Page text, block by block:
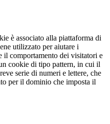
è associato alla piattaforma di
utilizzato per aiutare i
il comportamento dei visitatori e
cookie di tipo pattern, in cui il
serie di numeri e lettere, che
per il dominio che imposta il